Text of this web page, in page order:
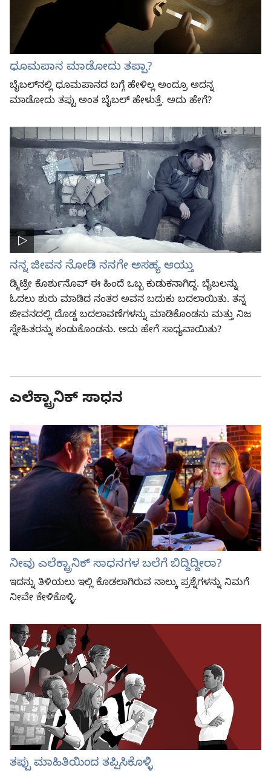
ಧೂಮಪಾನ ಮಾಡೋದು ತಪ್ಪಾ?
ಬೈಬಲ್‌ನಲ್ಲಿ ಧೂಮಪಾನದ ಬಗ್ಗೆ ಹೇಳಿಲ್ಲ ಅಂದ್ರೂ ಅದನ್ನ
ಮಾಡೋದು ತಪ್ಪು ಅಂತ ಬೈಬಲ್‌ ಹೇಳುತ್ತೆ. ಅದು ಹೇಗೆ?
ನನ್ನ ಜೀವನ ನೋಡಿ ನನಗೇ ಅಸಹ್ಯ ಆಯ್ತು
ಡ್ಮಿಟ್ರೇ ಕೊರ್ಶುನೊವ್‌ ಈ ಹಿಂದೆ ಒಬ್ಬ ಕುಡುಕನಾಗಿದ್ದ. ಬೈಬಲನ್ನು
ಓದಲು ಶುರು ಮಾಡಿದ ನಂತರ ಅವನ ಬದುಕು ಬದಲಾಯಿತು. ತನ್ನ
ಜೀವನದಲ್ಲಿ ದೊಡ್ಡ ಬದಲಾವಣೆಗಳನ್ನು ಮಾಡಿಕೊಂಡನು ಮತ್ತು ನಿಜ
ಸ್ನೇಹಿತರನ್ನು ಕಂಡುಕೊಂಡನು. ಅದು ಹೇಗೆ ಸಾಧ್ಯವಾಯಿತು?
ಎಲೆಕ್ಟ್ರಾನಿಕ್ ಸಾಧನ
ನೀವು ಎಲೆಕ್ಟ್ರಾನಿಕ್‌ ಸಾಧನಗಳ ಬಲೆಗೆ ಬಿದ್ದಿದ್ದೀರಾ?
ಇದನ್ನು ತಿಳಿಯಲು ಇಲ್ಲಿ ಕೊಡಲಾಗಿರುವ ನಾಲ್ಕು ಪ್ರಶ್ನೆಗಳನ್ನು ನಿಮಗೆ
ನೀವೇ ಕೇಳಿಕೊಳ್ಳಿ.
ತಪ್ಪು ಮಾಹಿತಿಯಿಂದ ತಪ್ಪಿಸಿಕೊಳ್ಳಿ